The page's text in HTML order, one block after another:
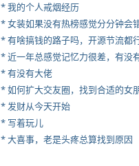
* 我的个人戒烟经历
* 女装如果没有热榜感觉分分钟会
* 近一年总感觉记忆力很差，有没
* 有没有大佬
* 如何扩大交友圈，找到合适的女
* 发财从今天开始
* 写着玩儿
* 大喜事，老是头疼总算找到原因